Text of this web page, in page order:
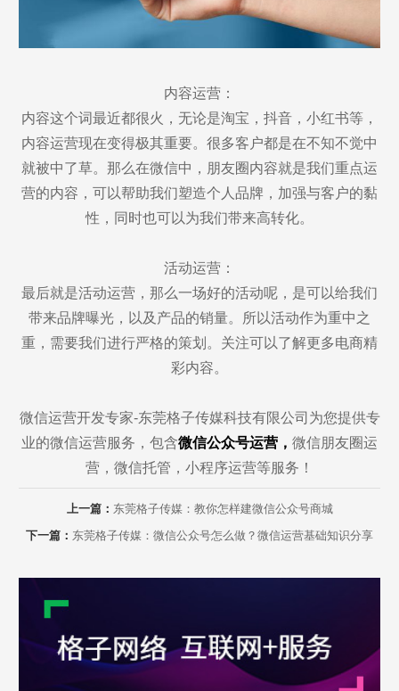
内容运营：
内容这个词最近都很火，无论是淘宝，抖音，小红书等，
内容运营现在变得极其重要。很多客户都是在不知不觉中
就被中了草。那么在微信中，朋友圈内容就是我们重点运
营的内容，可以帮助我们塑造个人品牌，加强与客户的黏
性，同时也可以为我们带来高转化。
活动运营：
最后就是活动运营，那么一场好的活动呢，是可以给我们
带来品牌曝光，以及产品的销量。所以活动作为重中之
重，需要我们进行严格的策划。关注可以了解更多电商精
彩内容。
微信运营开发专家-东莞格子传媒科技有限公司为您提供专
业的微信运营服务，包含微信公众号运营， 微信朋友圈运
营，微信托管，小程序运营等服务！
上一篇： 东莞格子传媒：教你怎样建微信公众号商城
下一篇： 东莞格子传媒：微信公众号怎么做？微信运营基础知识分享